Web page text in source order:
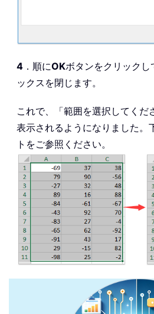
4 ．順にOKボタンをクリック
ックスを閉じます。
これで、「範囲を選択してくだ
表示されるようになりました。
トをご参照ください。